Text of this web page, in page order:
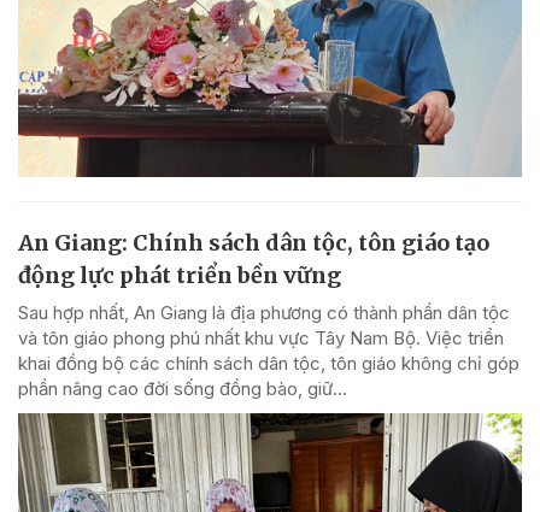
An Giang: Chính sách dân tộc, tôn giáo tạo
động lực phát triển bền vững
Sau hợp nhất, An Giang là địa phương có thành phần dân tộc
và tôn giáo phong phú nhất khu vực Tây Nam Bộ. Việc triển
khai đồng bộ các chính sách dân tộc, tôn giáo không chỉ góp
phần nâng cao đời sống đồng bào, giữ...